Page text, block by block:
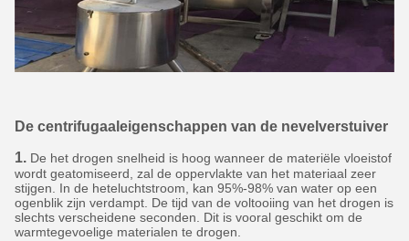
De centrifugaaleigenschappen van de nevelverstuiver
1. De het drogen snelheid is hoog wanneer de materiële vloeistof
wordt geatomiseerd, zal de oppervlakte van het materiaal zeer
stijgen. In de heteluchtstroom, kan 95%-98% van water op een
ogenblik zijn verdampt. De tijd van de voltooiing van het drogen is
slechts verscheidene seconden. Dit is vooral geschikt om de
warmtegevoelige materialen te drogen.